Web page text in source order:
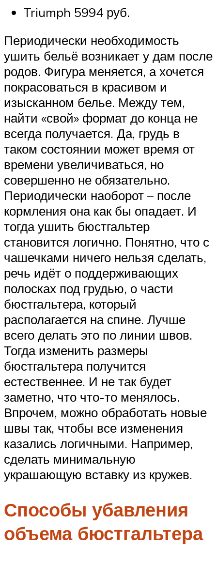
Triumph 5994 руб.
Периодически необходимость
ушить бельё возникает у дам после
родов. Фигура меняется, а хочется
покрасоваться в красивом и
изысканном белье. Между тем,
найти «свой» формат до конца не
всегда получается. Да, грудь в
таком состоянии может время от
времени увеличиваться, но
совершенно не обязательно.
Периодически наоборот – после
кормления она как бы опадает. И
тогда ушить бюстгальтер
становится логично. Понятно, что с
чашечками ничего нельзя сделать,
речь идёт о поддерживающих
полосках под грудью, о части
бюстгальтера, который
располагается на спине. Лучше
всего делать это по линии швов.
Тогда изменить размеры
бюстгальтера получится
естественнее. И не так будет
заметно, что что-то менялось.
Впрочем, можно обработать новые
швы так, чтобы все изменения
казались логичными. Например,
сделать минимальную
украшающую вставку из кружев.
Способы убавления
объема бюстгальтера